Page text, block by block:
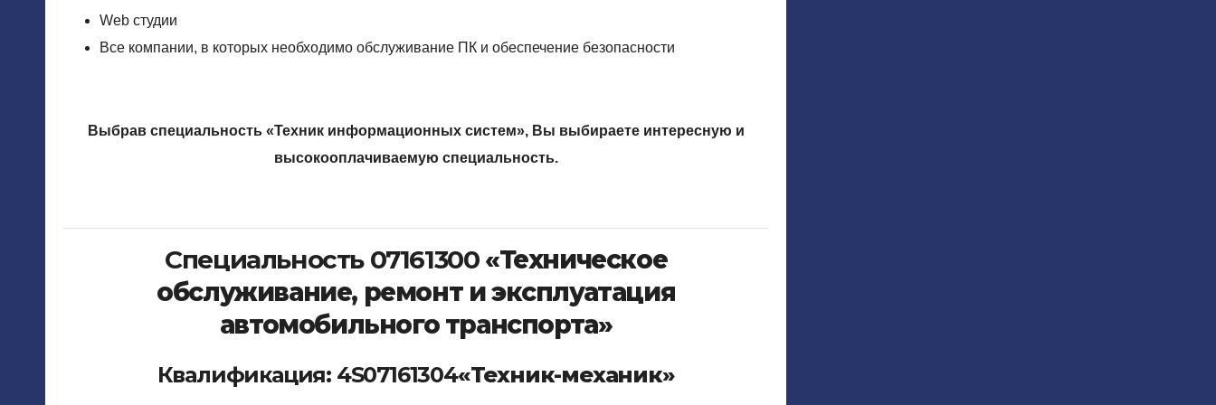
Web студии
Все компании, в которых необходимо обслуживание ПК и обеспечение безопасности
Выбрав специальность «Техник информационных систем», Вы выбираете интересную и
высокооплачиваемую специальность.
Специальность 07161300 «Техническое
обслуживание, ремонт и эксплуатация
автомобильного транспорта»
Квалификация: 4S07161304«Техник-механик»